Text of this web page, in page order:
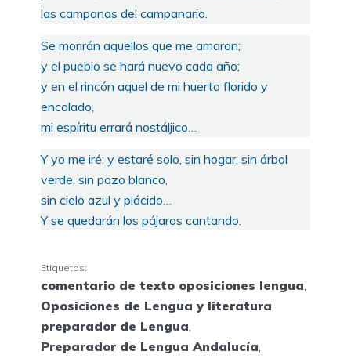
las campanas del campanario.
Se morirán aquellos que me amaron;
y el pueblo se hará nuevo cada año;
y en el rincón aquel de mi huerto florido y
encalado,
mi espíritu errará nostáljico…
Y yo me iré; y estaré solo, sin hogar, sin árbol
verde, sin pozo blanco,
sin cielo azul y plácido…
Y se quedarán los pájaros cantando.
Etiquetas:
comentario de texto oposiciones lengua,
Oposiciones de Lengua y literatura,
preparador de Lengua,
Preparador de Lengua Andalucía,